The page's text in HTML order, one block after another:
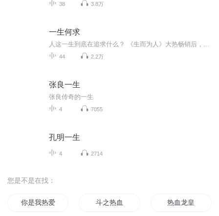
38 3.8万
一生何求
44 2.2万
张良一生
张良传奇的一生
4 7055
孔明一生
4 2714
您是不是在找：
你是我热爱的全世界 斗之热血 热血龙皇